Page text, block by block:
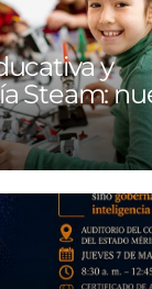
y
Steam:
en la